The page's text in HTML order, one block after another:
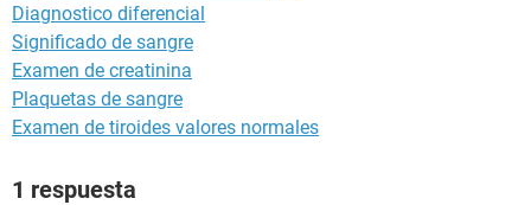
Diagnostico diferencial
Significado de sangre
Examen de creatinina
Plaquetas de sangre
Examen de tiroides valores normales
1 respuesta